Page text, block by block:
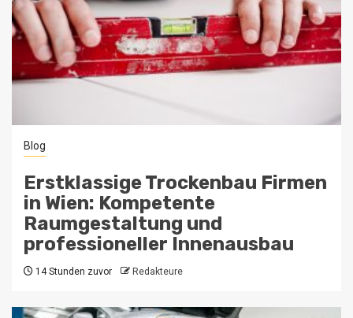
Blog
Erstklassige Trockenbau Firmen
in Wien: Kompetente
Raumgestaltung und
professioneller Innenausbau
14 Stunden zuvor Redakteure